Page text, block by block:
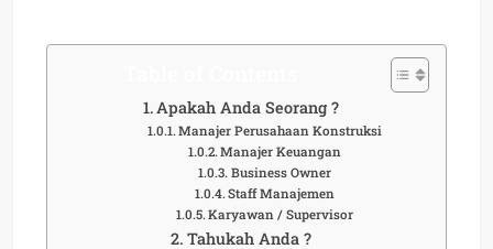
Apakah Anda Seorang ?
Manajer Perusahaan Konstruksi
Manajer Keuangan
Business Owner
Staff Manajemen
Karyawan / Supervisor
Tahukah Anda ?